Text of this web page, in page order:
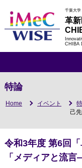
千葉大学
革
CHIBA
特論
Home イベント
己
令和3年度 第6回
「メディアと流